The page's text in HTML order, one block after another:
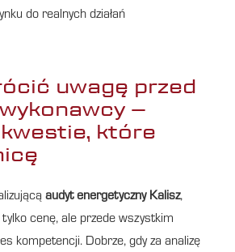
do realnych działań
uwagę przed
–
które
audyt energetyczny Kalisz,
cenę, ale przede wszystkim
kompetencji. Dobrze, gdy za analizę